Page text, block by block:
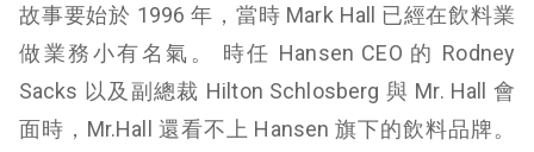
故事要始於 1996 年，當時 Mark Hall 已經在飲料業
做業務小有名氣。 時任 Hansen CEO 的 Rodney
Sacks 以及副總裁 Hilton Schlosberg 與 Mr. Hall 會
面時，Mr.Hall 還看不上 Hansen 旗下的飲料品牌。